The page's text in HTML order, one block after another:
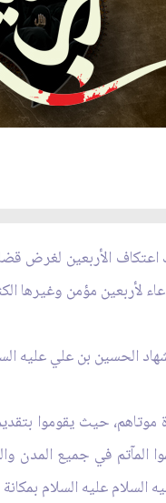
اعتكاف الأربعين لغرض
لأربعين مؤمن وغيرها
الحسين بن علي عليه
موتاهم، حيث
في جميع المدن
عليه السلام